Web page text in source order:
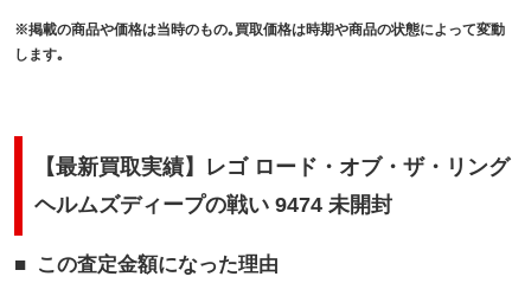
※掲載の商品や価格は当時のもの｡買取価格は時期や商品の状態によって変動
します｡
【最新買取実績】レゴ ロード・オブ・ザ・リング
ヘルムズディープの戦い 9474 未開封
この査定金額になった理由